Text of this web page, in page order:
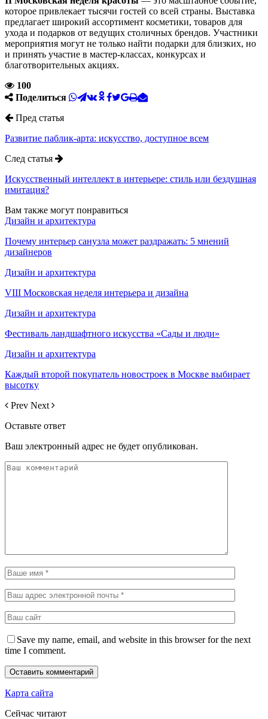
которое привлекает тысячи гостей со всей страны. Выставка
предлагает широкий ассортимент косметики, товаров для
ухода и подарков от ведущих столичных брендов. Участники
мероприятия могут не только найти подарки для близких, но
и принять участие в мастер-классах, конкурсах и
благотворительных акциях.
100
Поделиться
Пред статья
Развитие паблик-арта: искусство, доступное всем
След статья
Искусственный интеллект в интерьере: стиль или бездушная
имитация?
Вам также могут понравиться
Дизайн и архитектура
Почему интерьер санузла может раздражать: 5 мнений
дизайнеров
Дизайн и архитектура
VIII Московская неделя интерьера и дизайна
Дизайн и архитектура
Фестиваль ландшафтного искусства «Сады и люди»
Дизайн и архитектура
Каждый второй покупатель новостроек в Москве выбирает
высотку
Prev Next
Оставьте ответ
Ваш электронный адрес не будет опубликован.
Save my name, email, and website in this browser for the next
time I comment.
Карта сайта
Сейчас читают